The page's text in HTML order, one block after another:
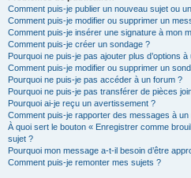
Comment puis-je publier un nouveau sujet ou
Comment puis-je modifier ou supprimer un
Comment puis-je insérer une signature à mon
Comment puis-je créer un sondage ?
Pourquoi ne puis-je pas ajouter plus d’options
Comment puis-je modifier ou supprimer un
Pourquoi ne puis-je pas accéder à un forum ?
Pourquoi ne puis-je pas transférer de pièces
Pourquoi ai-je reçu un avertissement ?
Comment puis-je rapporter des messages à un
À quoi sert le bouton « Enregistrer comme
sujet ?
Pourquoi mon message a-t-il besoin d’être
Comment puis-je remonter mes sujets ?